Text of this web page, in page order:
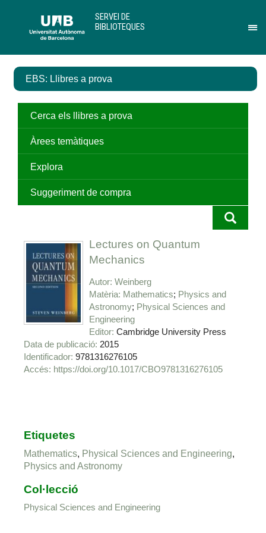
contingut
el
de
SERVEI DE
BIBLIOTEQUES
EBS: Llibres a prova
Cerca els llibres a prova
Àrees temàtiques
Explora
Suggeriment de compra
Lectures on Quantum
Mechanics
Autor Weinberg
Matèria Mathematics Physics and
Astronomy Physical Sciences and
Engineering
Editor Cambridge University Press
Data de publicació 2015
Identificador 9781316276105
https://doi.org/10.1017/CBO9781316276105
Etiquetes
Mathematics, Physical Sciences and Engineering,
Physics and Astronomy
Col·lecció
Physical Sciences and Engineering